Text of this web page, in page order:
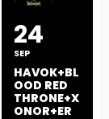
24
SEP
HAVOK+BL
OOD RED
THRONE+X
ONOR+ER